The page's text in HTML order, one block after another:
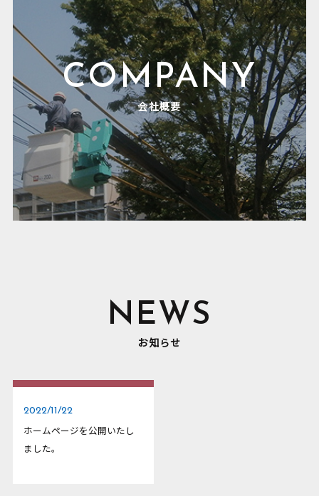
COMPANY
会社概要
NEWS
お知らせ
2022/11/22
ホームページを公開いたし
ました。